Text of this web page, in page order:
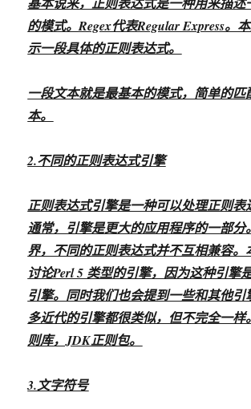
的模式。Regex代表Regular Express。
示一段具体的正则表达式。
一段文本就是最基本的模式，简单的匹
本。
2.不同的正则表达式引擎
正则表达式引擎是一种可以处理正则表
通常，引擎是更大的应用程序的一部分
界，不同的正则表达式并不互相兼容。
讨论Perl 5 类型的引擎，因为这种引擎
引擎。同时我们也会提到一些和其他引
多近代的引擎都很类似，但不完全一样
则库，JDK正则包。
3.文字符号